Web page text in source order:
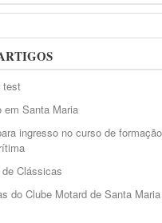
test
em Santa Maria
ingresso no curso de
Clássicas
do Clube Motard de Santa Maria